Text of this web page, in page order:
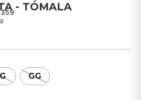
- TÓMALA
G GG